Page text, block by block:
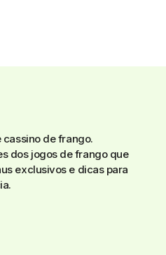
cassino de frango.
dos jogos de frango que
exclusivos e dicas para